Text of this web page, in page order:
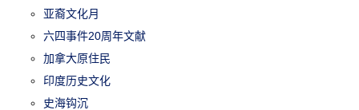
亚裔文化月
六四事件20周年文献
加拿大原住民
印度历史文化
史海钩沉